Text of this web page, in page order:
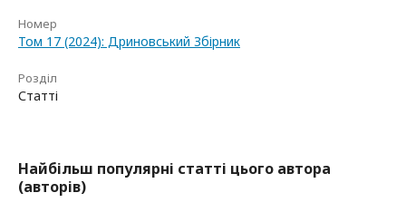
Номер
Том 17 (2024): Дриновський Збірник
Розділ
Статті
Найбільш популярні статті цього автора
(авторів)